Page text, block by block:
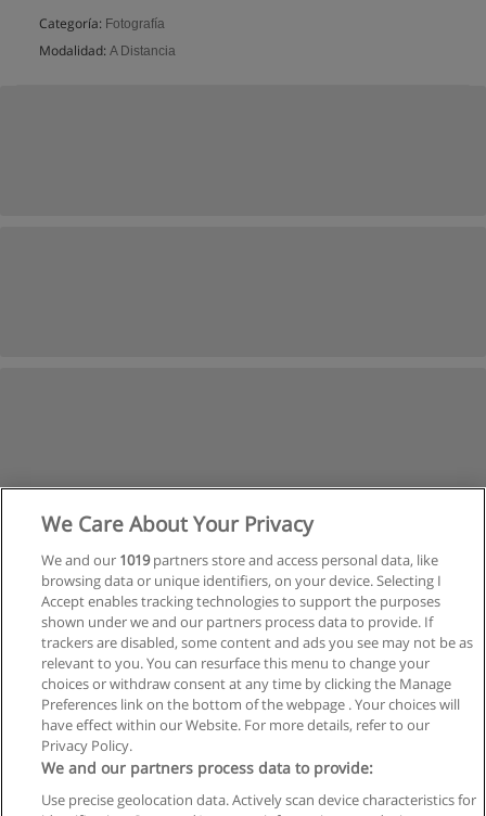
Categoría: Fotografía
Modalidad: A Distancia
Página1de2
Privacidad de datos
We Care About Your Privacy
We and our 1019partners store and access personal data, like
browsing data or unique identifiers, on your device. Selecting I
Accept enables tracking technologies to support the purposes
shown under we and our partners process data to provide. If
trackers are disabled, some content and ads you see may not be as
relevant to you. You can resurface this menu to change your
choices or withdraw consent at any time by clicking the Manage
Preferences link on the bottom of the webpage . Your choices will
have effect within our Website. For more details, refer to our
Privacy Policy.
We and our partners process data to provide:
Use precise geolocation data. Actively scan device characteristics for